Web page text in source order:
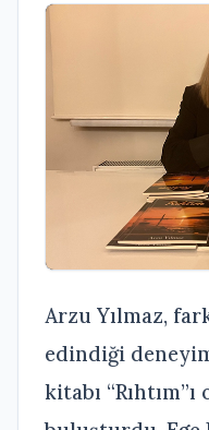
Arzu Yılmaz,
edindiği
kitabı